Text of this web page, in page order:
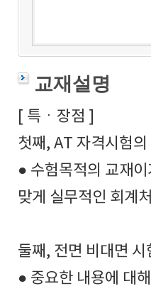
교재설명
[ 특ㆍ장점 ]
첫째, AT 자격시험
● 수험목적의 교재
맞게 실무적인 회계
둘째, 전면 비대면
● 중요한 내용에 대